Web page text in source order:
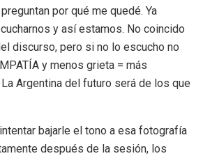
por qué me quedé. Ya
y así estamos. No coincido
discurso, pero si no lo escucho no
y menos grieta = más
Argentina del futuro será de los que
bajarle el tono a esa fotografía
después de la sesión, los